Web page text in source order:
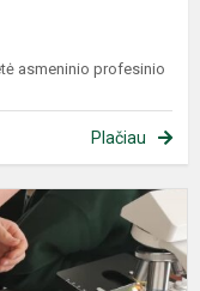
asmeninio profesinio
Plačiau